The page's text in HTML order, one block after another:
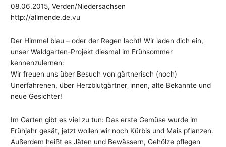
08.06.2015, Verden/Niedersachsen
http://allmende.de.vu
Der Himmel blau – oder der Regen lacht! Wir laden dich ein,
unser Waldgarten-Projekt diesmal im Frühsommer
kennenzulernen:
Wir freuen uns über Besuch von gärtnerisch (noch)
Unerfahrenen, über Herzblutgärtner_innen, alte Bekannte und
neue Gesichter!
Im Garten gibt es viel zu tun: Das erste Gemüse wurde im
Frühjahr gesät, jetzt wollen wir noch Kürbis und Mais pflanzen.
Außerdem heißt es Jäten und Bewässern, Gehölze pflegen